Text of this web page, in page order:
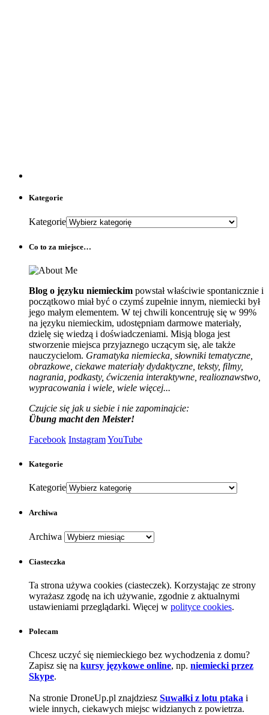
Kategorie
Kategorie
Co to za miejsce…
Blog o języku niemieckim powstał właściwie spontanicznie i
początkowo miał być o czymś zupełnie innym, niemiecki był
jego małym elementem. W tej chwili koncentruję się w 99%
na języku niemieckim, udostępniam darmowe materiały,
dzielę się wiedzą i doświadczeniami. Misją bloga jest
stworzenie miejsca przyjaznego uczącym się, ale także
nauczycielom. Gramatyka niemiecka, słowniki tematyczne,
obrazkowe, ciekawe materiały dydaktyczne, teksty, filmy,
nagrania, podkasty, ćwiczenia interaktywne, realioznawstwo,
wypracowania i wiele, wiele więcej...
Czujcie się jak u siebie i nie zapominajcie:
Übung macht den Meister!
Facebook InstagramYouTube
Kategorie
Kategorie
Archiwa
Archiwa
Ciasteczka
Ta strona używa cookies (ciasteczek). Korzystając ze strony
wyrażasz zgodę na ich używanie, zgodnie z aktualnymi
ustawieniami przeglądarki. Więcej w polityce cookies.
Polecam
Chcesz uczyć się niemieckiego bez wychodzenia z domu?
Zapisz się na kursy językowe online, np. niemiecki przez
Skype.
Na stronie DroneUp.pl znajdziesz Suwałki z lotu ptaka i
wiele innych, ciekawych miejsc widzianych z powietrza.